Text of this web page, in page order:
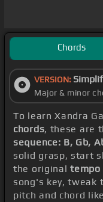
Chords
VERSION:
Major & minor
To learn Xandra
chords, these are
sequence: B, Gb,
solid grasp, start
the originaltempo
song's key, tweak
pitch and chord